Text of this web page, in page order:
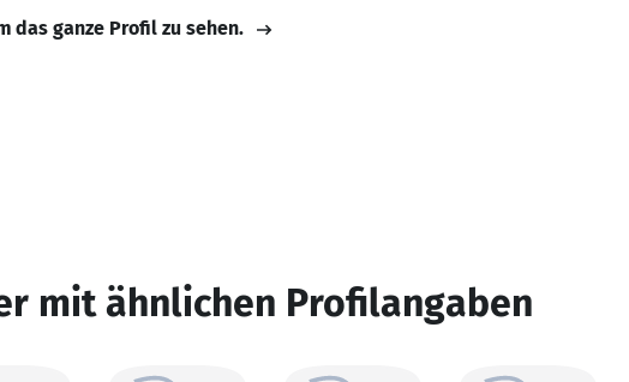
das ganze Profil zu sehen.
mit ähnlichen Profilangaben